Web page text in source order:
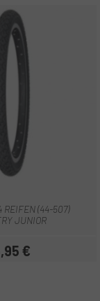
REIFEN (44-507)
JUNIOR
Preis
€